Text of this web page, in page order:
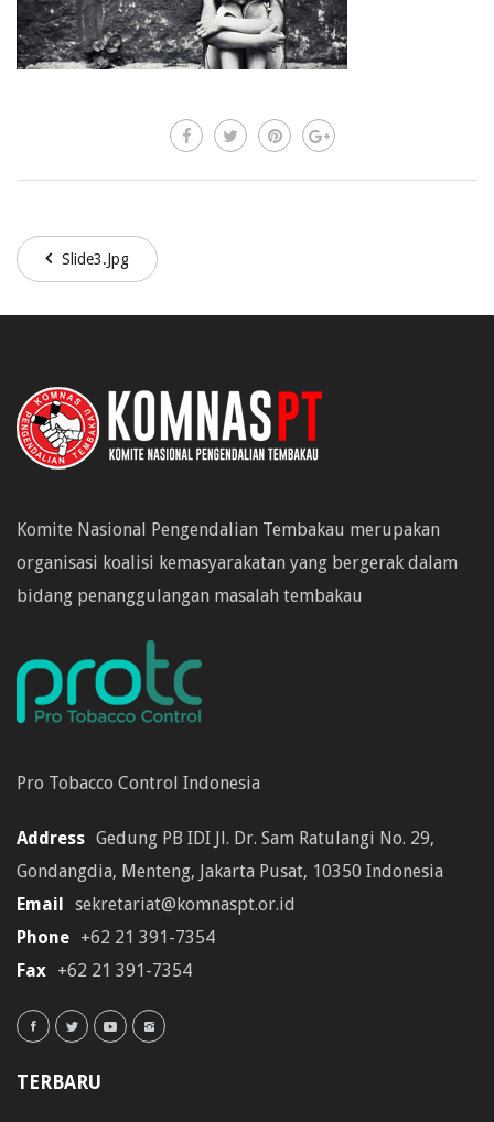
Slide3.jpg
Komite Nasional Pengendalian Tembakau merupakan
organisasi koalisi kemasyarakatan yang bergerak dalam
bidang penanggulangan masalah tembakau
Pro Tobacco Control Indonesia
Address Gedung PB IDI Jl. Dr. Sam Ratulangi No. 29,
Gondangdia, Menteng, Jakarta Pusat, 10350 Indonesia
Email
sekretariat@komnaspt.or.id
Phone +62 21 391-7354
Fax +62 21 391-7354
TERBARU